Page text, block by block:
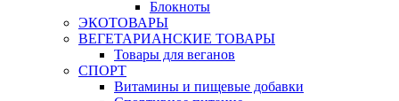
Блокноты
ЭКОТОВАРЫ
ВЕГЕТАРИАНСКИЕ ТОВАРЫ
Товары для веганов
СПОРТ
Витамины и пищевые добавки